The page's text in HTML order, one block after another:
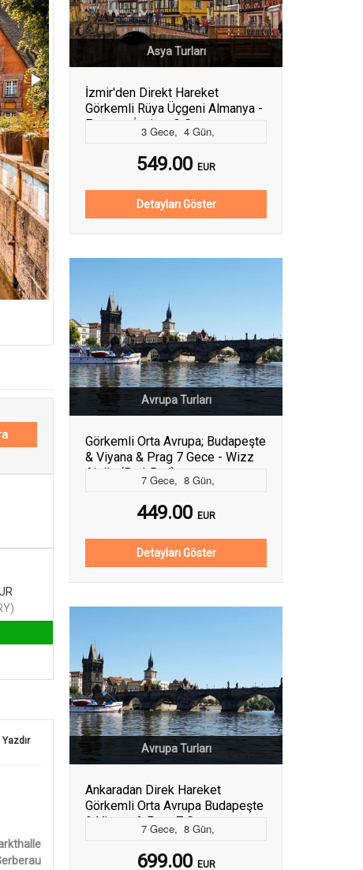
)
Yazdır
Asya Turları
İzmir'den Direkt Hareket
Görkemli Rüya Üçgeni Almanya -
Fransa - İsviçre 3 Gece -
SunExpress ile 2026 Yaz
3 Gece, 4 Gün,
549.00 EUR
Detayları Göster
Avrupa Turları
Görkemli Orta Avrupa; Budapeşte
& Viyana & Prag 7 Gece - Wizz
Air ile (Bud-Bud)
7 Gece, 8 Gün,
449.00 EUR
Detayları Göster
Avrupa Turları
Ankaradan Direk Hareket
Görkemli Orta Avrupa Budapeşte
& Viyana & Prag 7 Gece -
Bratislava Turu Dahil - AJET ile
7 Gece, 8 Gün,
699.00 EUR